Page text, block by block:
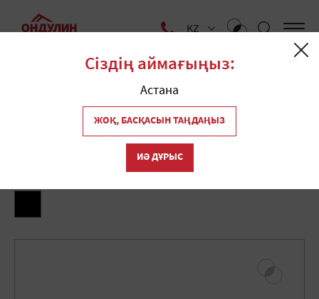
KZ
Покрывающий фартук для
Ондулина Смарт чёрный
Сіздің аймағыңыз:
Астана
ЖОҚ, БАСҚАСЫН ТАҢДАҢЫЗ
ИӘ ДҰРЫС